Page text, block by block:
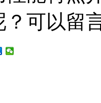
？可以留